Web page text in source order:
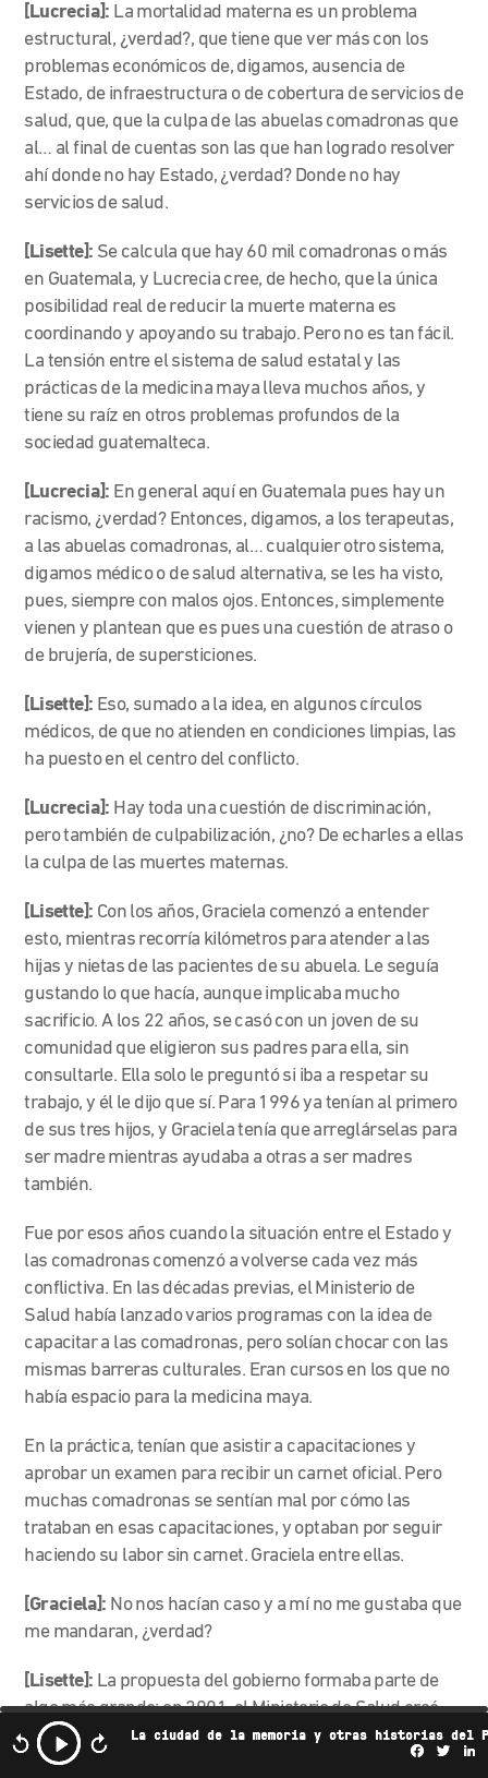
La ciudad de la memoria y otras historias del
[Lucrecia]: La mortalidad materna es un problema
estructural, ¿verdad?, que tiene que ver más con los
problemas económicos de, digamos, ausencia de
Estado, de infraestructura o de cobertura de servicios de
salud, que, que la culpa de las abuelas comadronas que
al… al final de cuentas son las que han logrado resolver
ahí donde no hay Estado, ¿verdad? Donde no hay
servicios de salud.
[Lisette]: Se calcula que hay 60 mil comadronas o más
en Guatemala, y Lucrecia cree, de hecho, que la única
posibilidad real de reducir la muerte materna es
coordinando y apoyando su trabajo. Pero no es tan fácil.
La tensión entre el sistema de salud estatal y las
prácticas de la medicina maya lleva muchos años, y
tiene su raíz en otros problemas profundos de la
sociedad guatemalteca.
[Lucrecia]: En general aquí en Guatemala pues hay un
racismo, ¿verdad? Entonces, digamos, a los terapeutas,
a las abuelas comadronas, al… cualquier otro sistema,
digamos médico o de salud alternativa, se les ha visto,
pues, siempre con malos ojos. Entonces, simplemente
vienen y plantean que es pues una cuestión de atraso o
de brujería, de supersticiones.
[Lisette]: Eso, sumado a la idea, en algunos círculos
médicos, de que no atienden en condiciones limpias, las
ha puesto en el centro del conflicto.
[Lucrecia]: Hay toda una cuestión de discriminación,
pero también de culpabilización, ¿no? De echarles a ellas
la culpa de las muertes maternas.
[Lisette]: Con los años, Graciela comenzó a entender
esto, mientras recorría kilómetros para atender a las
hijas y nietas de las pacientes de su abuela. Le seguía
gustando lo que hacía, aunque implicaba mucho
sacrificio. A los 22 años, se casó con un joven de su
comunidad que eligieron sus padres para ella, sin
consultarle. Ella solo le preguntó si iba a respetar su
trabajo, y él le dijo que sí. Para 1996 ya tenían al primero
de sus tres hijos, y Graciela tenía que arreglárselas para
ser madre mientras ayudaba a otras a ser madres
también.
Fue por esos años cuando la situación entre el Estado y
las comadronas comenzó a volverse cada vez más
conflictiva. En las décadas previas, el Ministerio de
Salud había lanzado varios programas con la idea de
capacitar a las comadronas, pero solían chocar con las
mismas barreras culturales. Eran cursos en los que no
había espacio para la medicina maya.
En la práctica, tenían que asistir a capacitaciones y
aprobar un examen para recibir un carnet oficial. Pero
muchas comadronas se sentían mal por cómo las
trataban en esas capacitaciones, y optaban por seguir
haciendo su labor sin carnet. Graciela entre ellas.
[Graciela]: No nos hacían caso y a mí no me gustaba que
me mandaran, ¿verdad?
[Lisette]: La propuesta del gobierno formaba parte de
algo más grande: en 2001, el Ministerio de Salud creó
políticas para cumplir con los Objetivos del Milenio de la
ONU para disminuir la mortalidad materna en el mundo.